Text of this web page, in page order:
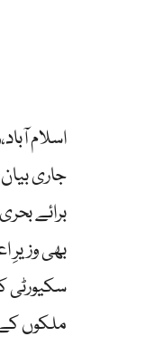
اسلام
جاری
برائے
بھی وزیرِ
سکیورٹی
ملکوں